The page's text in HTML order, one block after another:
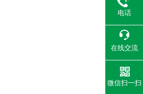
电话
在线交流
微信扫一扫